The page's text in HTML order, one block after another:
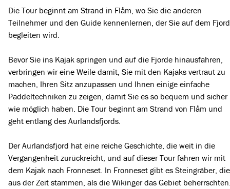
Die Tour beginnt am Strand in Flåm, wo Sie die anderen
Teilnehmer und den Guide kennenlernen, der Sie auf dem Fjord
begleiten wird.
Bevor Sie ins Kajak springen und auf die Fjorde hinausfahren,
verbringen wir eine Weile damit, Sie mit den Kajaks vertraut zu
machen, Ihren Sitz anzupassen und Ihnen einige einfache
Paddeltechniken zu zeigen, damit Sie es so bequem und sicher
wie möglich haben. Die Tour beginnt am Strand von Flåm und
geht entlang des Aurlandsfjords.
Der Aurlandsfjord hat eine reiche Geschichte, die weit in die
Vergangenheit zurückreicht, und auf dieser Tour fahren wir mit
dem Kajak nach Fronneset. In Fronneset gibt es Steingräber, die
aus der Zeit stammen, als die Wikinger das Gebiet